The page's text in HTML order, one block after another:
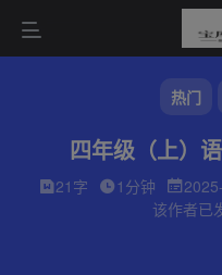
热门
四年级（上）
21字 1分钟
该作者已